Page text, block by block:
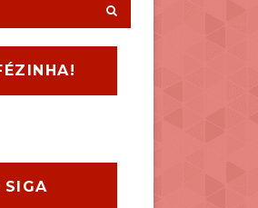
SIGA